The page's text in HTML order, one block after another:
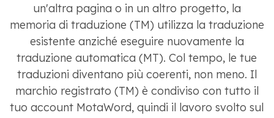
un'altra pagina o in un altro progetto, la
memoria di traduzione (TM) utilizza la traduzione
esistente anziché eseguire nuovamente la
traduzione automatica (MT). Col tempo, le tue
traduzioni diventano più coerenti, non meno. Il
marchio registrato (TM) è condiviso con tutto il
tuo account MotaWord, quindi il lavoro svolto sul